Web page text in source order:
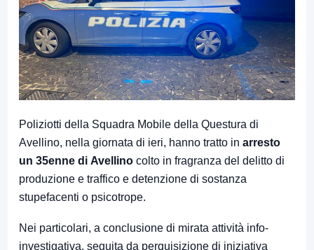
Poliziotti della Squadra Mobile della Questura di
Avellino, nella giornata di ieri, hanno tratto in arresto
un 35enne di Avellino colto in fragranza del delitto di
produzione e traffico e detenzione di sostanza
stupefacenti o psicotrope.
Nei particolari, a conclusione di mirata attività info-
investigativa, seguita da perquisizione di iniziativa